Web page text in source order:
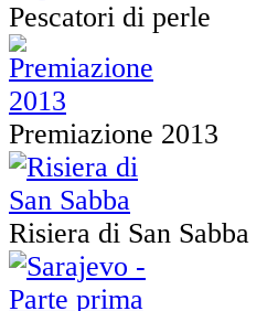
Pescatori di perle
Premiazione 2013
Risiera di San Sabba